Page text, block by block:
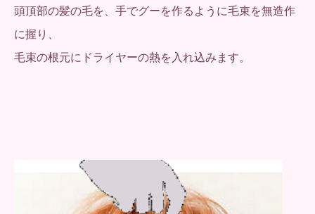
頭頂部の髪の毛を、手でグーを作るように毛束を無造作
に握り、
毛束の根元にドライヤーの熱を入れ込みます。